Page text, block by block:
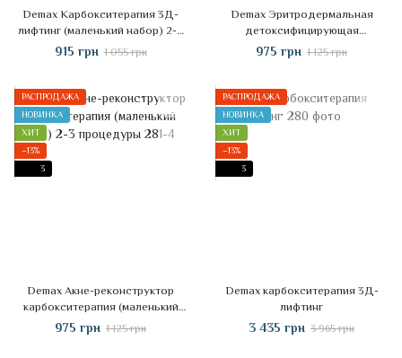
Demax Карбокситерапия 3Д-
лифтинг (маленький набор) 2-3
процедуры
915 грн 1 055 грн
Demax Эритродермальная
детоксифицирующая
карбокситерапия с матчей
(маленький набор) 2-3
975 грн 1 125 грн
РАСПРОДАЖА
НОВИНКА
ХИТ
−13%
3
Demax Акне-реконструктор
карбокситерапия (маленький
набор) 2-3 процедуры
975 грн 1 125 грн
РАСПРОДАЖА
НОВИНКА
ХИТ
−13%
3
Demax карбокситерапия 3Д-
лифтинг
3 435 грн 3 965 грн